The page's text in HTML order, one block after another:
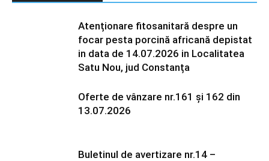
Atenționare fitosanitară despre un
focar pesta porcină africană depistat
in data de 14.07.2026 in Localitatea
Satu Nou, jud Constanța
Oferte de vânzare nr.161 și 162 din
13.07.2026
Buletinul de avertizare nr.14 –